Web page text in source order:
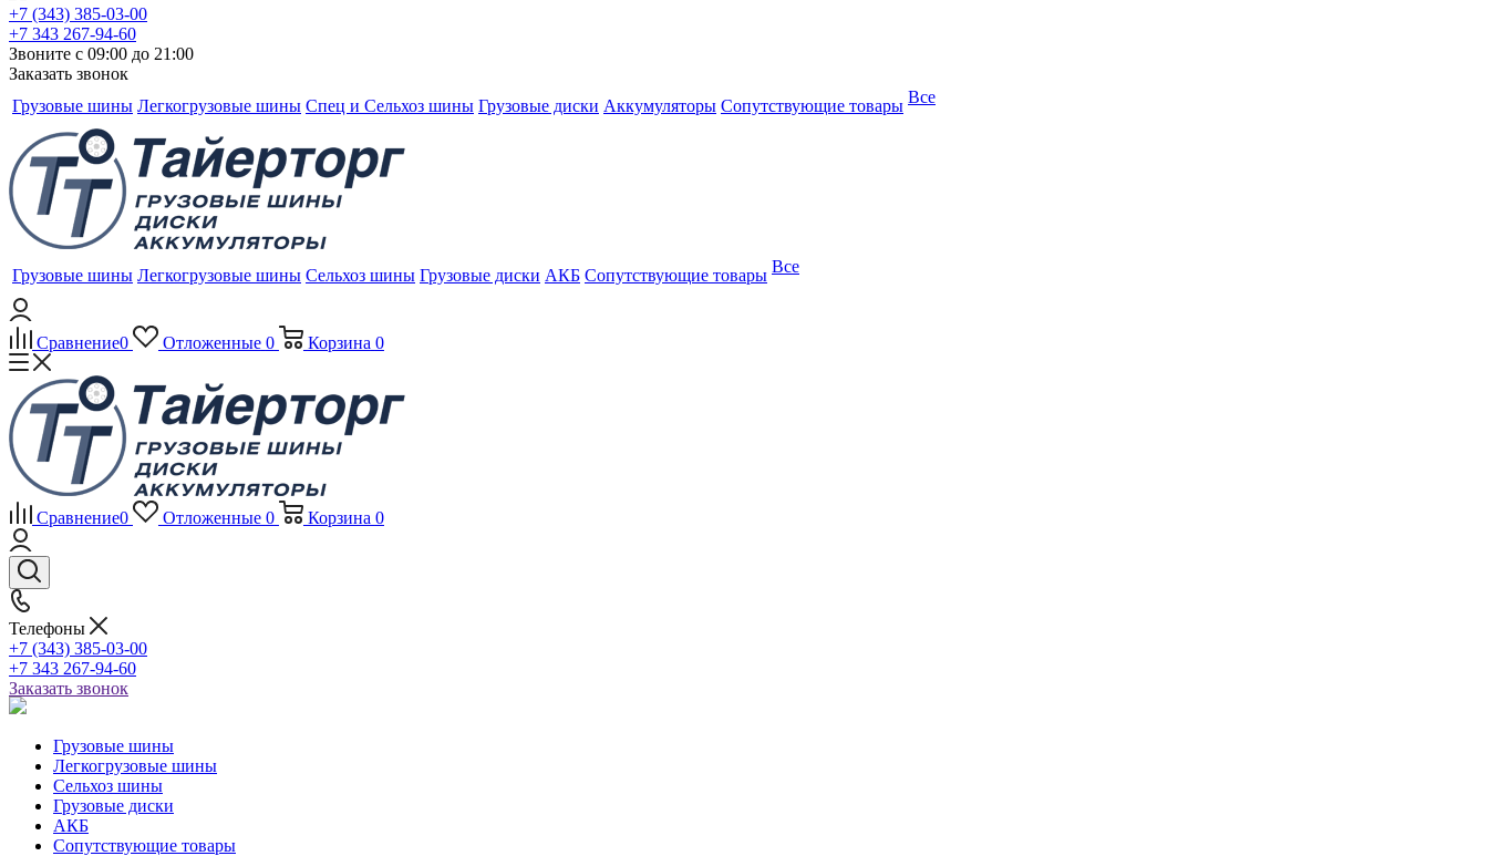
+7 (343) 385-03-00
+7 343 267-94-60
Звоните с 09:00 до 21:00
Заказать звонок
Грузовые шины Легкогрузовые шины Спец и Сельхоз шины Грузовые диски Аккумуляторы Сопутствующие товары Все
Грузовые шины Легкогрузовые шины Сельхоз шины Грузовые диски АКБ Сопутствующие товары Все
Сравнение0 Отложенные 0 Корзина 0
Сравнение0 Отложенные 0 Корзина 0
Телефоны
+7 (343) 385-03-00
+7 343 267-94-60
Заказать звонок
Грузовые шины
Легкогрузовые шины
Сельхоз шины
Грузовые диски
АКБ
Сопутствующие товары